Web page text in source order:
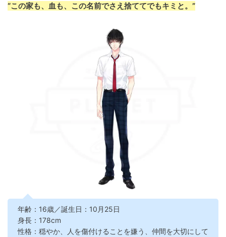
“この家も、血も、この名前でさえ捨ててでもキミと。”
年齢：16歳／誕生日：10月25日
身長：178cm
性格：穏やか、人を傷付けることを嫌う、仲間を大切にして